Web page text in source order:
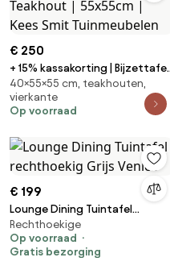
€ 250
+ 15% kassakorting | Bijzettafel
tuin ROUGH | Vierkant | Tuintafel
Teakhout | 55x55cm | Kees Smit
Tuinmeubelen
40×55×55 cm, teakhouten,
vierkante
Op voorraad
€ 199
Lounge Dining Tuintafel
rechthoekig Grijs Venice
Rechthoekige
Op voorraad
Gratis bezorging